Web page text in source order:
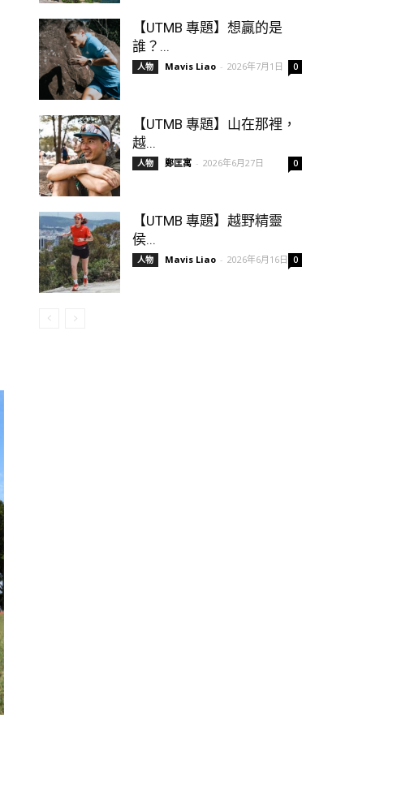
【UTMB 專題】想贏的是
誰？...
人物 Mavis Liao - 2026年7月1日 0
【UTMB 專題】山在那裡，
越...
人物 鄭匡寓 - 2026年6月27日 0
【UTMB 專題】越野精靈
侯...
人物 Mavis Liao - 2026年6月16日 0